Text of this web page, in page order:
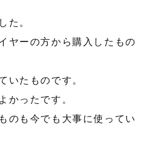
た。
ヤーの方から購入したもの
いたものです。
かったです。
のも今でも大事に使ってい